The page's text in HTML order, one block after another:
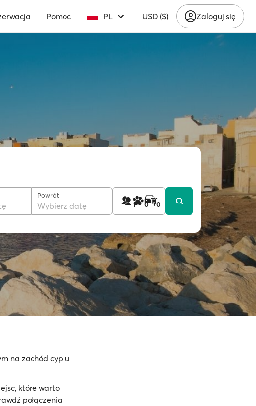
Pomoc PL USD ($) Zaloguj się
Powrót
Wybierz datę 1 0 0
na zachód cyplu
które warto
połączenia